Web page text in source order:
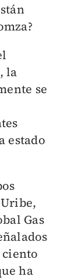
la
se
estado
Gas
ha